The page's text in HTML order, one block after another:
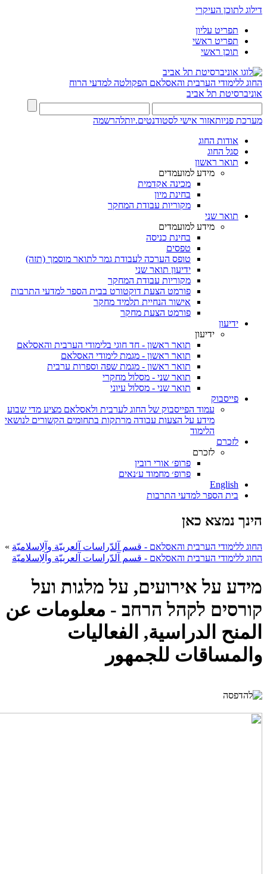
דילוג לתוכן העיקרי
תפריט עליון
תפריט ראשי
תוכן ראשי
החוג ללימודי הערבית והאסלאם הפקולטה למדעי הרוח
אוניברסיטת תל אביב
מערכת פניותאזור אישי לסטודנטים.יותלהרשמה
אודות החוג
סגל החוג
תואר ראשון
מידע למועמדים
מכינה אקדמית
בחינת מיון
מקוריות עבודת המחקר
תואר שני
מידע למועמדים
בחינת כניסה
טפסים
טופס הערכה לעבודת גמר לתואר מוסמך (תזה)
ידיעון תואר שני
מקוריות עבודת המחקר
פורמט הצעת דוקטורט בבית הספר למדעי התרבות
אישור הנחיית תלמיד מחקר
פורמט הצעת מחקר
ידיעון
ידיעון
תואר ראשון - חד חוגי בלימודי הערבית והאסלאם
תואר ראשון - מגמת לימודי האסלאם
תואר ראשון - מגמת שפה וספרות ערבית
תואר שני - מסלול מחקרי
תואר שני - מסלול עיוני
פייסבוק
עמוד הפייסבוק של החוג לערבית ולאסלאם מציע מדי שבוע
מידע על הצעות עבודה מרתקות בתחומים הקשורים לנושאי
הלימוד
לזכרם
לזכרם
פרופ׳ אורי רובין
פרופ׳ מחמוד ע׳נאים
English
בית הספר למדעי התרבות
הינך נמצא כאן
החוג ללימודי הערבית והאסלאם - قسم آلدّراسات آلعربيّة وآلِاسلاميّة »
החוג ללימודי הערבית והאסלאם - قسم آلدّراسات آلعربيّة وآلِاسلاميّة
מידע על אירועים, על מלגות ועל
קורסים לקהל הרחב - معلومات عن
المنح الدراسية, الفعاليات
والمساقات للجمهور